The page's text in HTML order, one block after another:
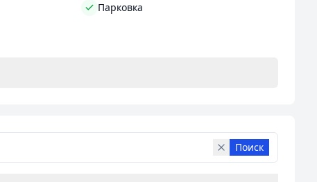
Парковка
Поиск